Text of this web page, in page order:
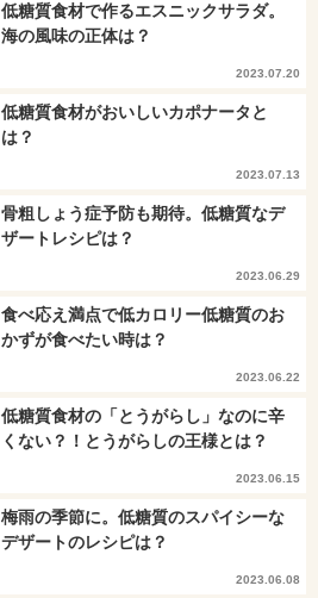
低糖質食材で作るエスニックサラダ。
海の風味の正体は？
2023.07.20
低糖質食材がおいしいカポナータと
は？
2023.07.13
骨粗しょう症予防も期待。低糖質なデ
ザートレシピは？
2023.06.29
食べ応え満点で低カロリー低糖質のお
かずが食べたい時は？
2023.06.22
低糖質食材の「とうがらし」なのに辛
くない？！とうがらしの王様とは？
2023.06.15
梅雨の季節に。低糖質のスパイシーな
デザートのレシピは？
2023.06.08